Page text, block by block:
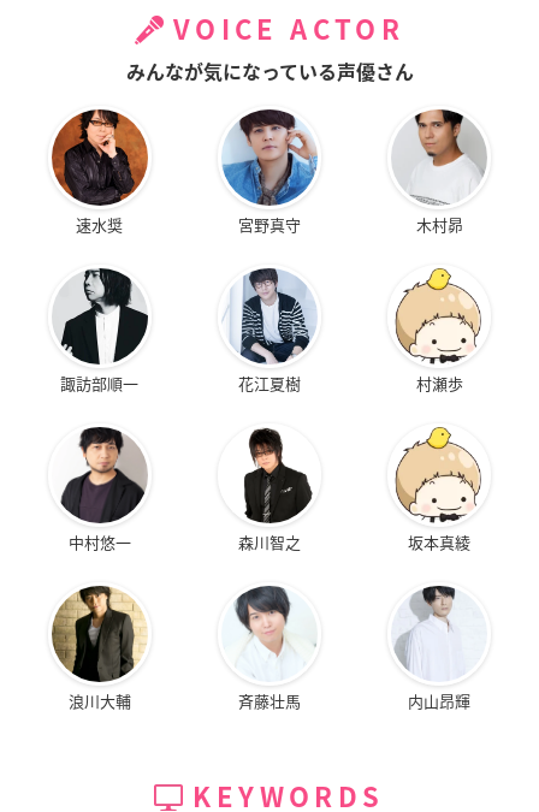
VOICE ACTOR
みんなが気になっている声優さん
速水奨 宮野真守 木村昴
諏訪部順一 花江夏樹 村瀬歩
中村悠一 森川智之 坂本真綾
浪川大輔 斉藤壮馬 内山昂輝
KEYWORDS